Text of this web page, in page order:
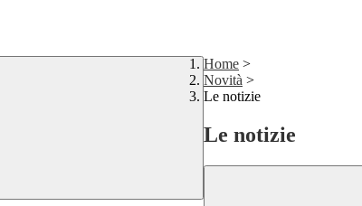
Home >
Novità >
Le notizie
Le notizie